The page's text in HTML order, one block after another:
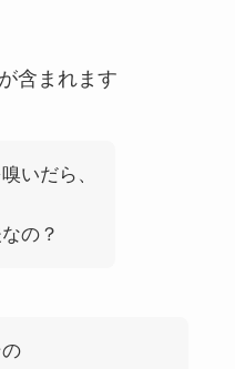
含まれます
いだら、
の？